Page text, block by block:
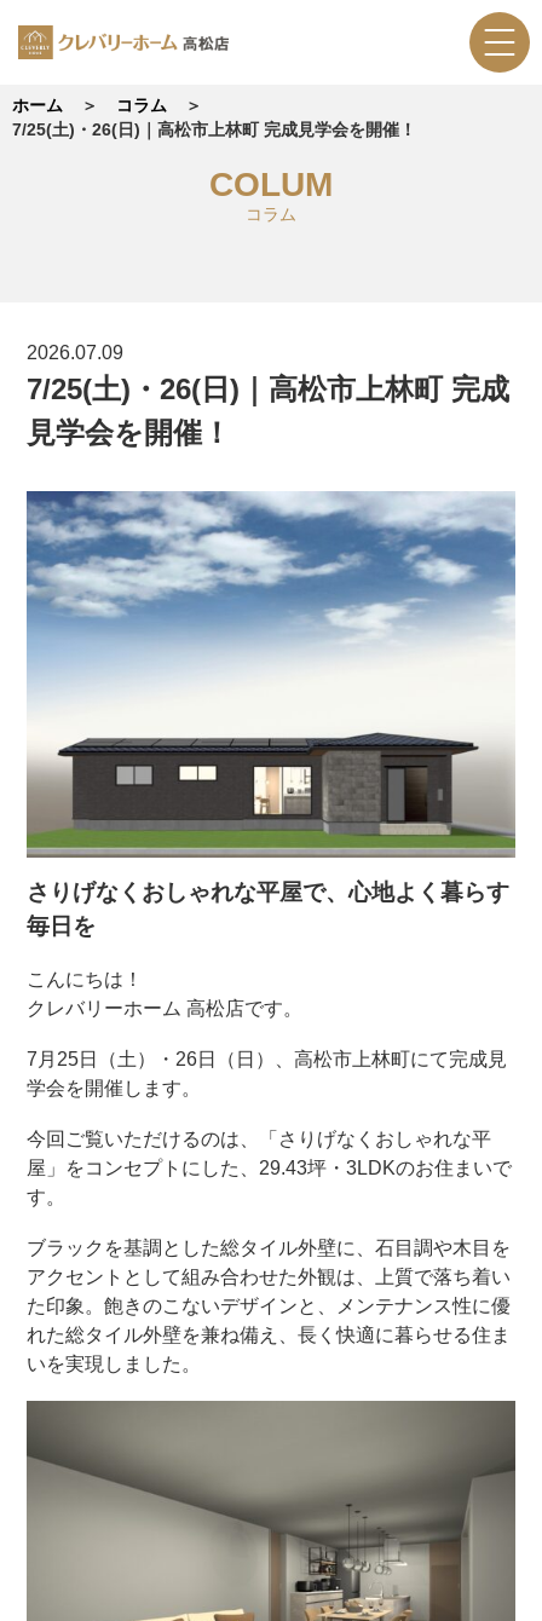
ホーム
コラム
7/25(土)・26(日)｜高松市上林町 完成見学会を開催！
COLUM
コラム
2026.07.09
7/25(土)・26(日)｜高松市上林町 完成
見学会を開催！
さりげなくおしゃれな平屋で、心地よく暮らす
毎日を
こんにちは！
クレバリーホーム 高松店です。
7月25日（土）・26日（日）、高松市上林町にて完成見
学会を開催します。
今回ご覧いただけるのは、「さりげなくおしゃれな平
屋」をコンセプトにした、29.43坪・3LDKのお住まいで
す。
ブラックを基調とした総タイル外壁に、石目調や木目を
アクセントとして組み合わせた外観は、上質で落ち着い
た印象。飽きのこないデザインと、メンテナンス性に優
れた総タイル外壁を兼ね備え、長く快適に暮らせる住ま
いを実現しました。